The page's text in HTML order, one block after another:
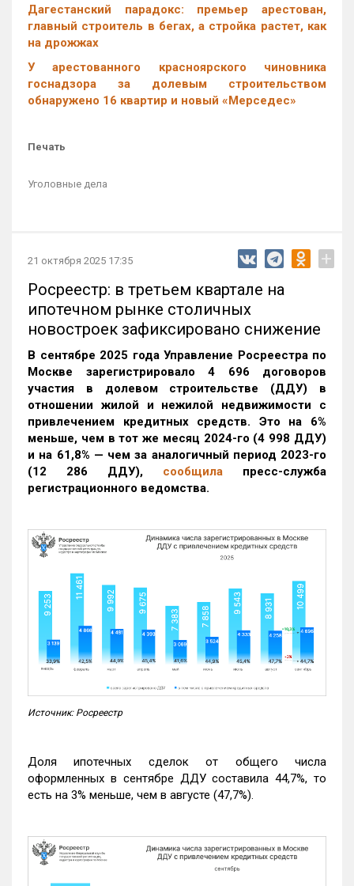
Дагестанский парадокс: премьер арестован,
главный строитель в бегах, а стройка растет, как
на дрожжах
У арестованного красноярского чиновника
госнадзора за долевым строительством
обнаружено 16 квартир и новый «Мерседес»
Печать
Уголовные дела
21 октября 2025 17:35 +
Росреестр: в третьем квартале на
ипотечном рынке столичных
новостроек зафиксировано снижение
В сентябре 2025 года Управление Росреестра по
Москве зарегистрировало 4 696 договоров
участия в долевом строительстве (ДДУ) в
отношении жилой и нежилой недвижимости с
привлечением кредитных средств. Это на 6%
меньше, чем в тот же месяц 2024-го (4 998 ДДУ)
и на 61,8% — чем за аналогичный период 2023-го
(12 286 ДДУ), сообщила пресс-служба
регистрационного ведомства.
Источник: Росреестр
Доля ипотечных сделок от общего числа
оформленных в сентябре ДДУ составила 44,7%, то
есть на 3% меньше, чем в августе (47,7%).